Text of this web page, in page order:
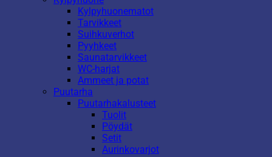
Kylpyhuonematot
Tarvikkeet
Suihkuverhot
Pyyhkeet
Saunatarvikkeet
WC-harjat
Ammeet ja potat
Puutarha
Puutarhakalusteet
Tuolit
Pöydät
Setit
Aurinkovarjot